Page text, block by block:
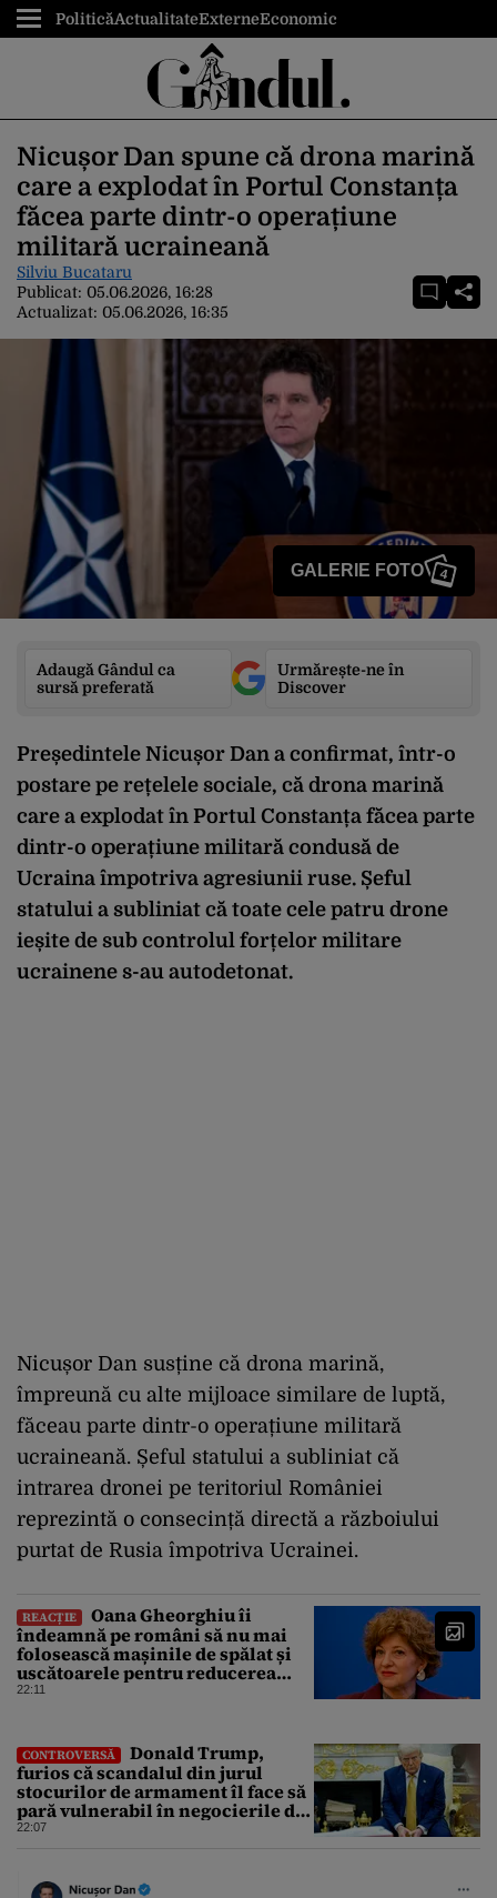
PoliticăActualitateExterneEconomic
Nicușor Dan spune că drona marină
care a explodat în Portul Constanța
făcea parte dintr-o operațiune
militară ucraineană
Silviu Bucataru
Publicat: 05.06.2026, 16:28
Actualizat: 05.06.2026, 16:35
GALERIE FOTO 4
Adaugă Gândul ca
sursă preferată
Urmărește-ne în
Discover
Președintele Nicușor Dan a confirmat, într-o
postare pe rețelele sociale, că drona marină
care a explodat în Portul Constanța făcea parte
dintr-o operațiune militară condusă de
Ucraina împotriva agresiunii ruse. Șeful
statului a subliniat că toate cele patru drone
ieșite de sub controlul forțelor militare
ucrainene s-au autodetonat.
Nicușor Dan susține că drona marină,
împreună cu alte mijloace similare de luptă,
făceau parte dintr-o operațiune militară
ucraineană. Șeful statului a subliniat că
intrarea dronei pe teritoriul României
reprezintă o consecință directă a războiului
purtat de Rusia împotriva Ucrainei.
REACȚIE
Oana Gheorghiu îi
îndeamnă pe români să nu mai
folosească mașinile de spălat și
uscătoarele pentru reducerea
consumului de energie
22:11
CONTROVERSĂ
Donald Trump,
furios că scandalul din jurul
stocurilor de armament îl face să
pară vulnerabil în negocierile de
pace cu Iranul
22:07